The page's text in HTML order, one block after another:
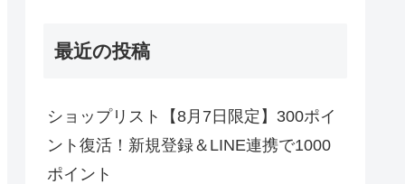
最近の投稿
ショップリスト【8月7日限定】300ポイ
ント復活！新規登録＆LINE連携で1000
ポイント